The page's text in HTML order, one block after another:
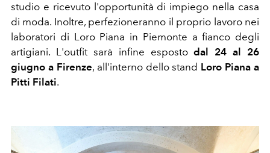
studio e ricevuto l'opportunità di impiego nella casa
di moda. Inoltre, perfezioneranno il proprio lavoro nei
laboratori di Loro Piana in Piemonte a fianco degli
artigiani. L'outfit sarà infine espostodal 24 al 26
giugno a Firenze, all'interno dello stand Loro Piana a
Pitti Filati.